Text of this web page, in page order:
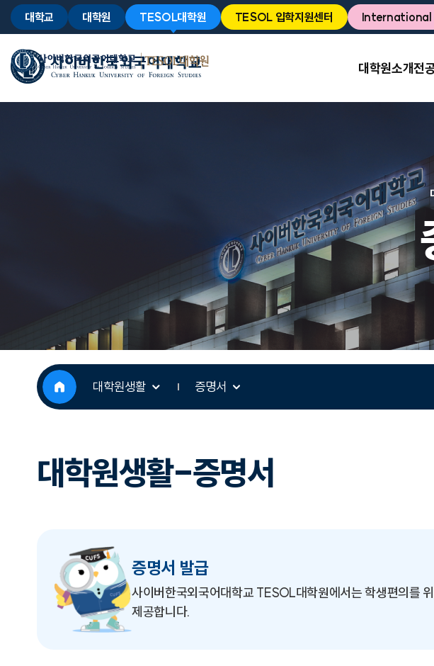
대학교 대학원 TESOL대학원 TESOL 입학지원센터 International
대학원소개전
대학원생활 증명서
대학원생활-증명서
증명서 발급
사이버한국외국어대학교 TESOL대학원에서는 학생편의를
제공합니다.